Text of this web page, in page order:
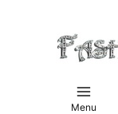
Menu